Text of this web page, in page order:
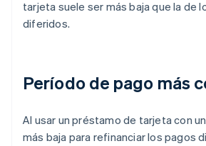
tarjeta suele ser más baja que la de
diferidos.
Período de pago más
Al usar un préstamo de tarjeta con
más baja para refinanciar los pagos